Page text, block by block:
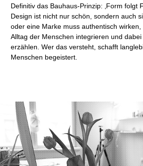
Definitiv das Bauhaus-Prinzip: ‚Form folgt
Design ist nicht nur schön, sondern auch
oder eine Marke muss authentisch
Alltag der Menschen integrieren und
erzählen. Wer das versteht, schafft
Menschen begeistert.